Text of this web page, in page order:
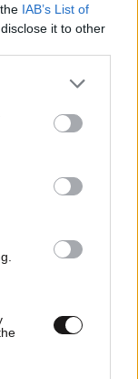
IAB’s List of
it to other
or more Google
may click to
party tags to
in below Google